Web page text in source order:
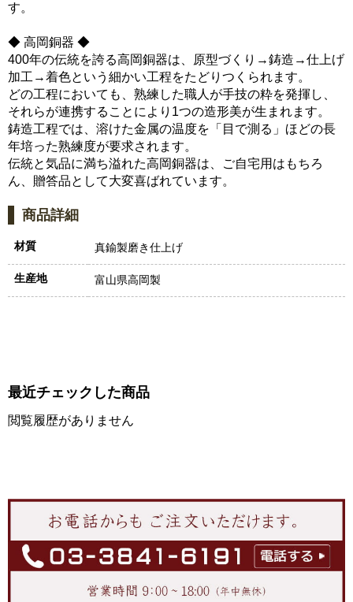
す。
◆ 高岡銅器 ◆
400年の伝統を誇る高岡銅器は、原型づくり→鋳造→仕上げ
加工→着色という細かい工程をたどりつくられます。
どの工程においても、熟練した職人が手技の粋を発揮し、
それらが連携することにより1つの造形美が生まれます。
鋳造工程では、溶けた金属の温度を「目で測る」ほどの長
年培った熟練度が要求されます。
伝統と気品に満ち溢れた高岡銅器は、ご自宅用はもちろ
ん、贈答品として大変喜ばれています。
商品詳細
材質 真鍮製磨き仕上げ
生産地 富山県高岡製
最近チェックした商品
閲覧履歴がありません